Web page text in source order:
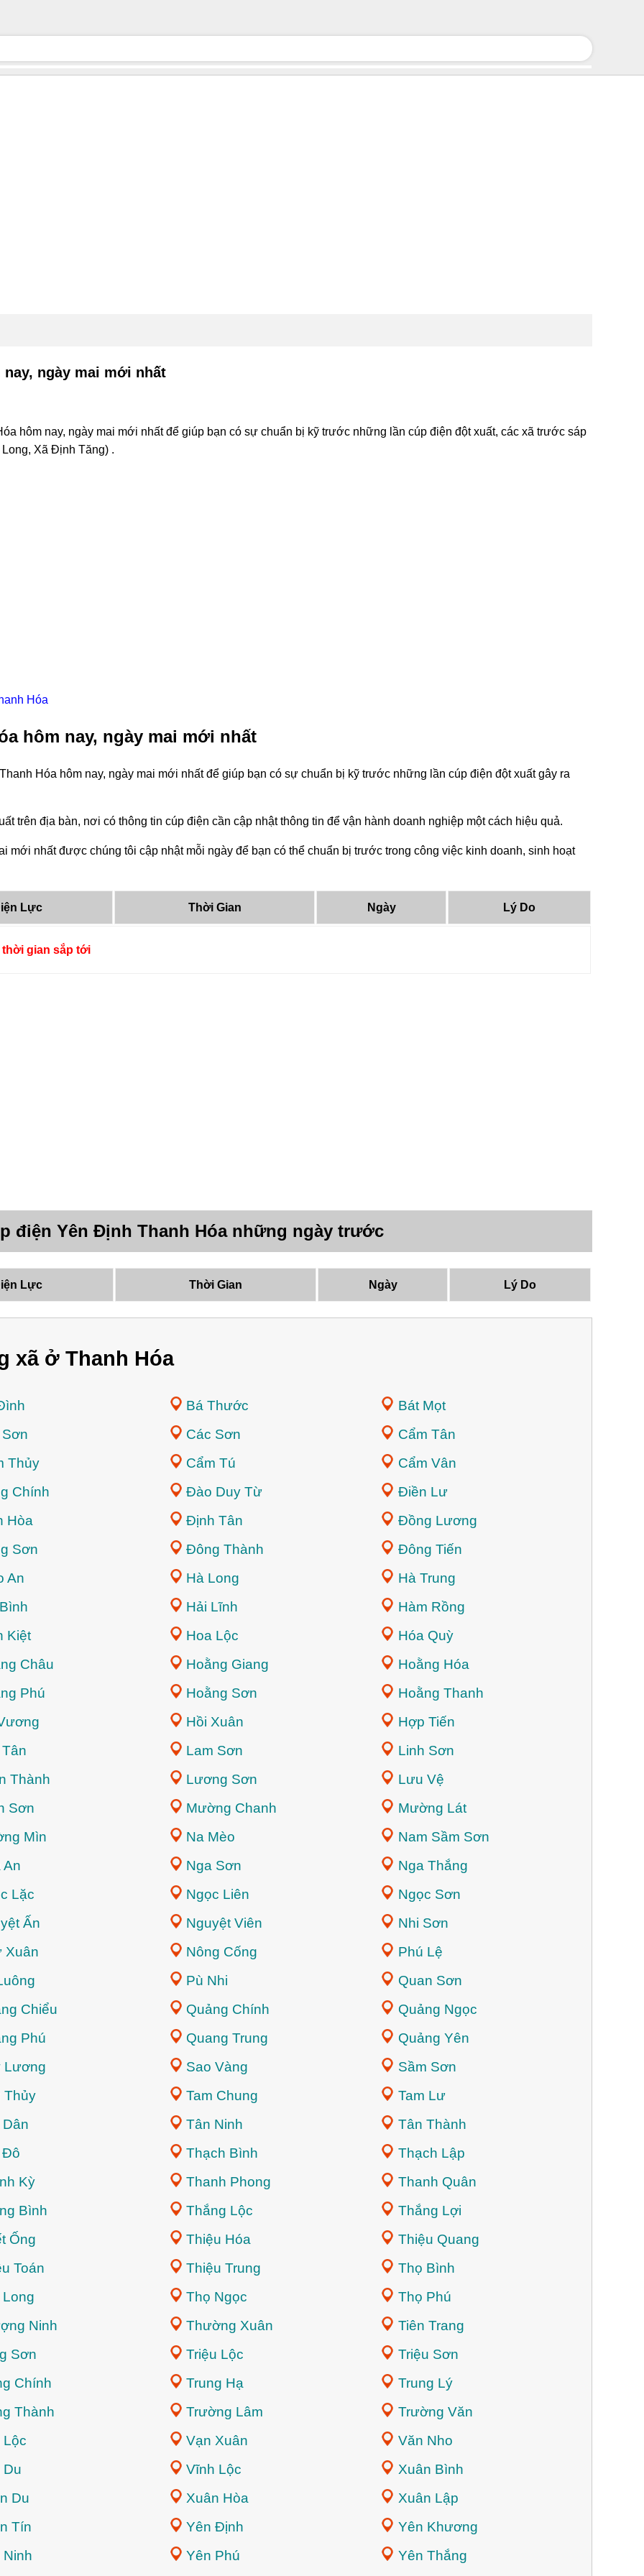
ngày mai mới nhất
hôm nay, ngày mai mới nhất để giúp bạn có sự chuẩn bị kỹ trước những lần cúp điện đột xuất, các xã trước sáp
Xã Định Tăng) .
Hóa
hôm nay, ngày mai mới nhất
Hóa hôm nay, ngày mai mới nhất để giúp bạn có sự chuẩn bị kỹ trước những lần cúp điện đột xuất gây ra
trên địa bàn, nơi có thông tin cúp điện cần cập nhật thông tin để vận hành doanh nghiệp một cách hiệu quả.
mới nhất được chúng tôi cập nhật mỗi ngày để bạn có thể chuẩn bị trước trong công việc kinh doanh, sinh hoạt
Lực Thời Gian Ngày Lý Do
gian sắp tới
điện Yên Định Thanh Hóa những ngày trước
Lực Thời Gian Ngày Lý Do
xã ở Thanh Hóa
Bá Thước
Bát Mọt
Sơn Các Sơn
Cẩm Tân
Thủy Cẩm Tú
Cẩm Vân
Chính Đào Duy Từ
Điền Lư
Hòa Định Tân
Đồng Lương
Sơn Đông Thành
Đông Tiến
An Hà Long
Hà Trung
Hải Lĩnh
Hàm Rồng
Kiệt Hoa Lộc
Hóa Quỳ
Châu Hoằng Giang
Hoằng Hóa
Phú Hoằng Sơn
Hoằng Thanh
Hồi Xuân
Hợp Tiến
Lam Sơn
Linh Sơn
Thành Lương Sơn
Lưu Vệ
Sơn Mường Chanh
Mường Lát
Mìn Na Mèo
Nam Sầm Sơn
An Nga Sơn
Nga Thắng
Lặc Ngọc Liên
Ngọc Sơn
Ấn Nguyệt Viên
Nhi Sơn
Xuân Nông Cống
Phú Lệ
Pù Nhi
Quan Sơn
Chiểu Quảng Chính
Quảng Ngọc
Phú Quang Trung
Quảng Yên
Lương Sao Vàng
Sầm Sơn
Thủy Tam Chung
Tam Lư
Tân Ninh
Tân Thành
Đô Thạch Bình
Thạch Lập
Kỳ Thanh Phong
Thanh Quân
Bình Thắng Lộc
Thắng Lợi
Ống Thiệu Hóa
Thiệu Quang
Toán Thiệu Trung
Thọ Bình
Thọ Ngọc
Thọ Phú
Ninh Thường Xuân
Tiên Trang
Sơn Triệu Lộc
Triệu Sơn
Chính Trung Hạ
Trung Lý
Thành Trường Lâm
Trường Văn
Lộc Vạn Xuân
Văn Nho
Du Vĩnh Lộc
Xuân Bình
Du Xuân Hòa
Xuân Lập
Tín Yên Định
Yên Khương
Ninh Yên Phú Yên Thắng